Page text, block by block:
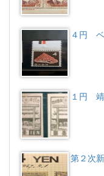
４円
１円
第２次